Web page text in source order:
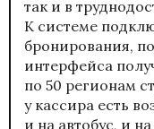
так и в
К системе
бронирования,
интерфейса
по 50 регионам
у кассира есть
и на автобус, и